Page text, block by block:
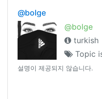
@bolge
@bolge
turkish
Topic
설명이 제공되지 않습니다.